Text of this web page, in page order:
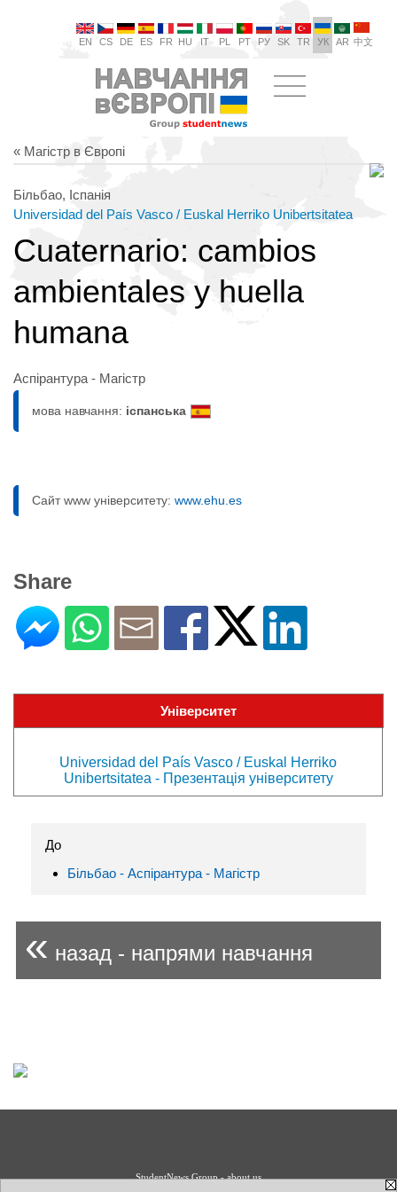
EN CS DE ES FR HU IT PL PT РУ SK TR УК AR 中文
« Магістр в Європі
Більбао, Іспанія
Universidad del País Vasco / Euskal Herriko Unibertsitatea
Cuaternario: cambios
ambientales y huella
humana
Аспірантура - Магістр
мова навчання: іспанська
Сайт www університету: www.ehu.es
Share
Університет
Universidad del País Vasco / Euskal Herriko
Unibertsitatea - Презентація університету
До
Більбао - Аспірантура - Магістр
« назад - напрями навчання
StudentNews Group - about us